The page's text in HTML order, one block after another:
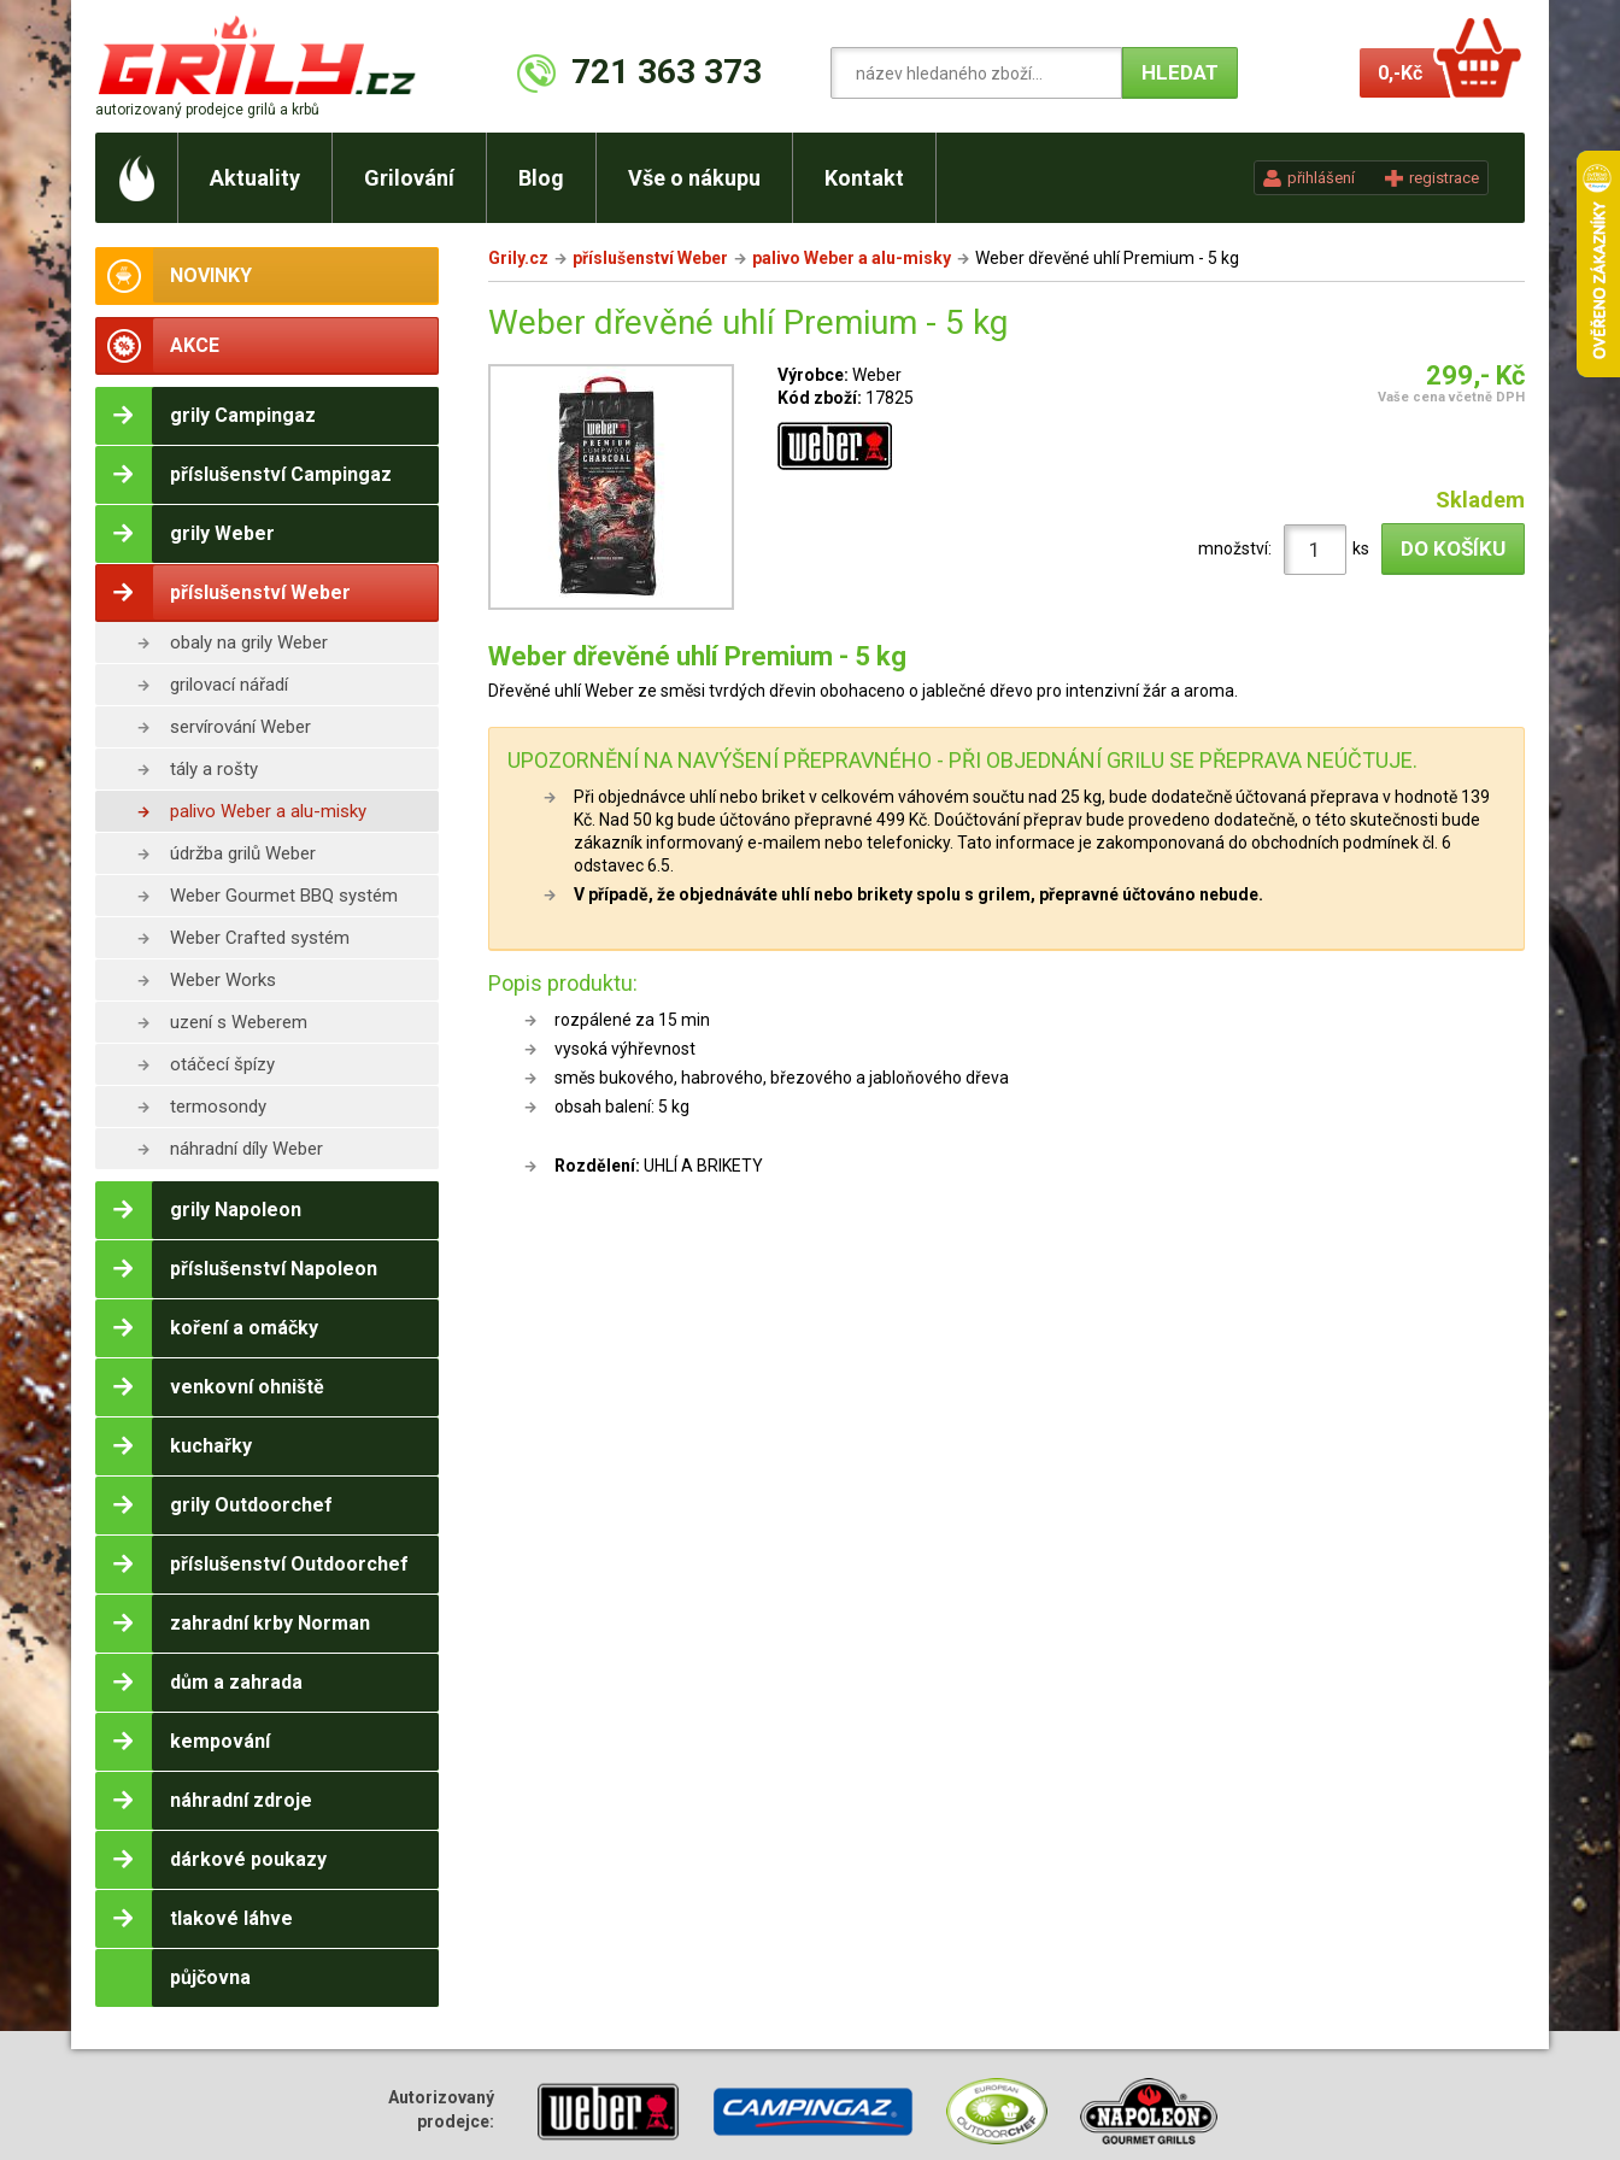
autorizovaný prodejce grilů a krbů
721 363 373 0,-Kč
Aktuality Grilování Blog Vše o nákupu Kontakt přihlášení registrace
NOVINKY
AKCE
grily Campingaz
příslušenství Campingaz
grily Weber
příslušenství Weber
obaly na grily Weber
grilovací nářadí
servírování Weber
tály a rošty
palivo Weber a alu-misky
údržba grilů Weber
Weber Gourmet BBQ systém
Weber Crafted systém
Weber Works
uzení s Weberem
otáčecí špízy
termosondy
náhradní díly Weber
grily Napoleon
příslušenství Napoleon
koření a omáčky
venkovní ohniště
kuchařky
grily Outdoorchef
příslušenství Outdoorchef
zahradní krby Norman
dům a zahrada
kempování
náhradní zdroje
dárkové poukazy
tlakové láhve
půjčovna
Grily.cz příslušenství Weber palivo Weber a alu-misky Weber dřevěné uhlí Premium - 5 kg
Weber dřevěné uhlí Premium - 5 kg
299,- Kč
Vaše cena včetně DPH
Výrobce: Weber
Kód zboží: 17825
Skladem
množství: ks
Weber dřevěné uhlí Premium - 5 kg
Dřevěné uhlí Weber ze směsi tvrdých dřevin obohaceno o jablečné dřevo pro intenzivní žár a aroma.
UPOZORNĚNÍ NA NAVÝŠENÍ PŘEPRAVNÉHO - PŘI OBJEDNÁNÍ GRILU SE PŘEPRAVA NEÚČTUJE.
Při objednávce uhlí nebo briket v celkovém váhovém součtu nad 25 kg, bude dodatečně účtovaná přeprava v hodnotě 139
Kč. Nad 50 kg bude účtováno přepravné 499 Kč. Doúčtování přeprav bude provedeno dodatečně, o této skutečnosti bude
zákazník informovaný e-mailem nebo telefonicky. Tato informace je zakomponovaná do obchodních podmínek čl. 6
odstavec 6.5.
V případě, že objednáváte uhlí nebo brikety spolu s grilem, přepravné účtováno nebude.
Popis produktu:
rozpálené za 15 min
vysoká výhřevnost
směs bukového, habrového, březového a jabloňového dřeva
obsah balení: 5 kg
Rozdělení: UHLÍ A BRIKETY
Autorizovaný
prodejce: